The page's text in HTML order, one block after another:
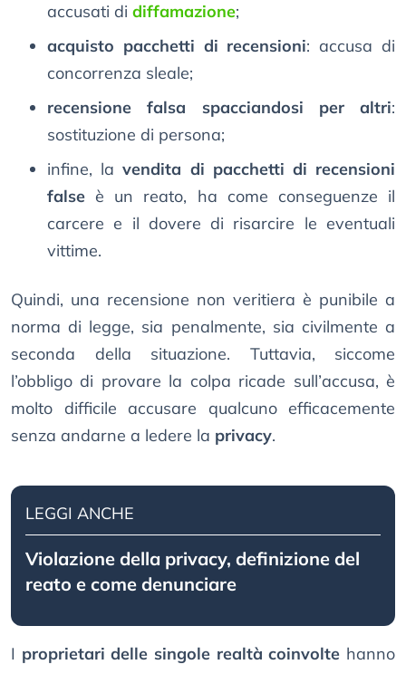
accusati di diffamazione;
acquisto pacchetti di recensioni: accusa di
concorrenza sleale;
recensione falsa spacciandosi per altri:
sostituzione di persona;
infine, lavendita di pacchetti di recensioni
falseè un reato, ha come conseguenze il
carcere e il dovere di risarcire le eventuali
vittime.
Quindi, una recensione non veritiera è punibile a
norma di legge, sia penalmente, sia civilmente a
seconda della situazione. Tuttavia, siccome
l’obbligo di provare la colpa ricade sull’accusa, è
molto difficile accusare qualcuno efficacemente
senza andarne a ledere la privacy.
LEGGI ANCHE
Violazione della privacy, definizione del
reato e come denunciare
I proprietari delle singole realtà coinvolte hanno